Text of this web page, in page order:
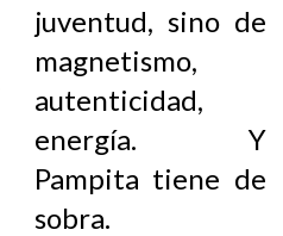
juventud, sino de
magnetismo,
autenticidad,
energía. Y
Pampita tiene de
sobra.